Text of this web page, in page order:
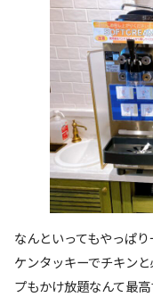
なんといってもやっぱ
ケンタッキーでチキン
プもかけ放題なんて最